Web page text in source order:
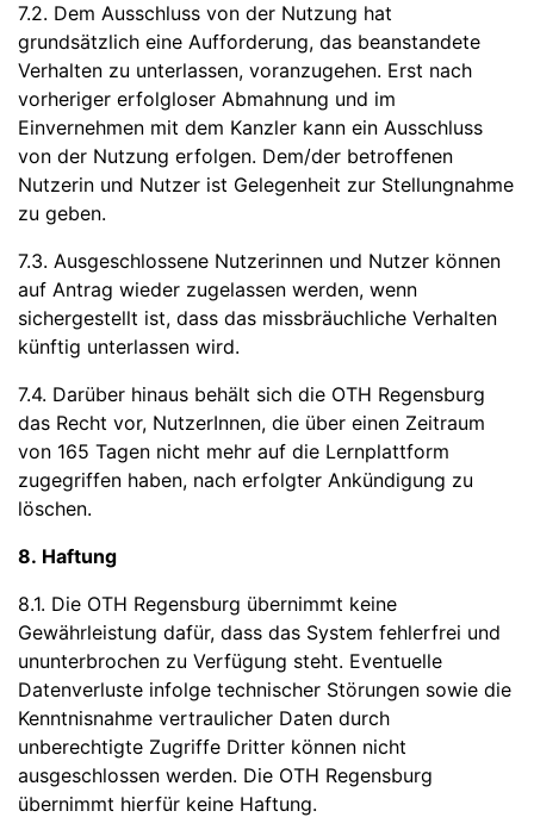
7.2. Dem Ausschluss von der Nutzung hat
grundsätzlich eine Aufforderung, das beanstandete
Verhalten zu unterlassen, voranzugehen. Erst nach
vorheriger erfolgloser Abmahnung und im
Einvernehmen mit dem Kanzler kann ein Ausschluss
von der Nutzung erfolgen. Dem/der betroffenen
Nutzerin und Nutzer ist Gelegenheit zur Stellungnahme
zu geben.
7.3. Ausgeschlossene Nutzerinnen und Nutzer können
auf Antrag wieder zugelassen werden, wenn
sichergestellt ist, dass das missbräuchliche Verhalten
künftig unterlassen wird.
7.4. Darüber hinaus behält sich die OTH Regensburg
das Recht vor, NutzerInnen, die über einen Zeitraum
von 165 Tagen nicht mehr auf die Lernplattform
zugegriffen haben, nach erfolgter Ankündigung zu
löschen.
8. Haftung
8.1. Die OTH Regensburg übernimmt keine
Gewährleistung dafür, dass das System fehlerfrei und
ununterbrochen zu Verfügung steht. Eventuelle
Datenverluste infolge technischer Störungen sowie die
Kenntnisnahme vertraulicher Daten durch
unberechtigte Zugriffe Dritter können nicht
ausgeschlossen werden. Die OTH Regensburg
übernimmt hierfür keine Haftung.